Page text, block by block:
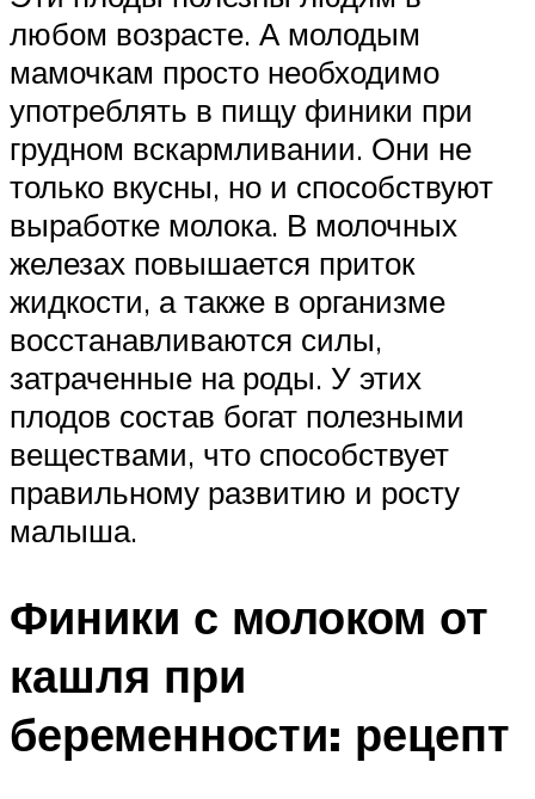
любом возрасте. А молодым
мамочкам просто необходимо
употреблять в пищу финики при
грудном вскармливании. Они не
только вкусны, но и способствуют
выработке молока. В молочных
железах повышается приток
жидкости, а также в организме
восстанавливаются силы,
затраченные на роды. У этих
плодов состав богат полезными
веществами, что способствует
правильному развитию и росту
малыша.
Финики с молоком от
кашля при
беременности: рецепт